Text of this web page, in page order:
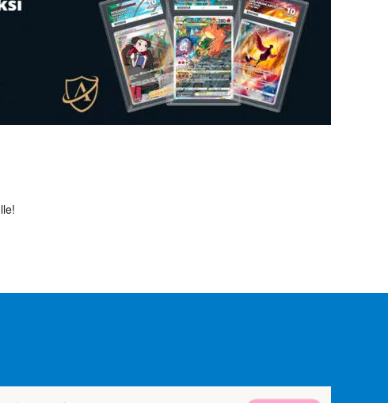
Mysteeri-tuote 0
Figuuri 0 Gift Box 0
Lautapeli 0